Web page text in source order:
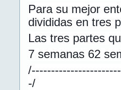
Para su mejor
divididas en tres
Las tres partes
7 semanas 62
-/